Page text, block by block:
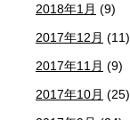
2018年1月 (9)
2017年12月 (11)
2017年11月 (9)
2017年10月 (25)